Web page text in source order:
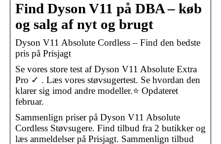
Find Dyson V11 på DBA – køb
og salg af nyt og brugt
Dyson V11 Absolute Cordless – Find den bedste
pris på Prisjagt
Se vores store test af Dyson V11 Absolute Extra
Pro ✓ . Læs vores støvsugertest. Se hvordan den
klarer sig imod andre modeller.⭐ Opdateret
februar.
Sammenlign priser på Dyson V11 Absolute
Cordless Støvsugere. Find tilbud fra 2 butikker og
læs anmeldelser på Prisjagt. Sammenlign tilbud